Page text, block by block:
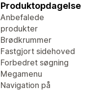
Produktopdagelse
Anbefalede
produkter
Brødkrummer
Fastgjort sidehoved
Forbedret søgning
Megamenu
Navigation på